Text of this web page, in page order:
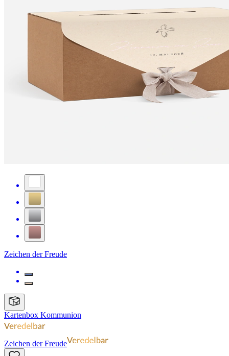
Zeichen der Freude
Kartenbox Kommunion
Zeichen der Freude